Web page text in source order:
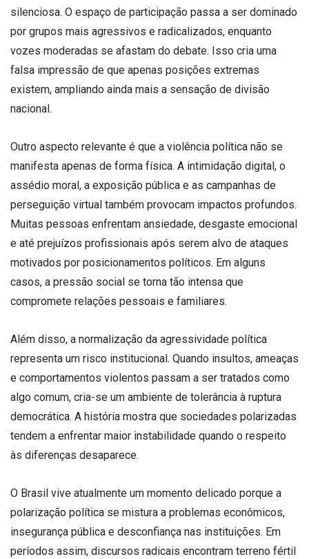
silenciosa. O espaço de participação passa a ser dominado
por grupos mais agressivos e radicalizados, enquanto
vozes moderadas se afastam do debate. Isso cria uma
falsa impressão de que apenas posições extremas
existem, ampliando ainda mais a sensação de divisão
nacional.
Outro aspecto relevante é que a violência política não se
manifesta apenas de forma física. A intimidação digital, o
assédio moral, a exposição pública e as campanhas de
perseguição virtual também provocam impactos profundos.
Muitas pessoas enfrentam ansiedade, desgaste emocional
e até prejuízos profissionais após serem alvo de ataques
motivados por posicionamentos políticos. Em alguns
casos, a pressão social se torna tão intensa que
compromete relações pessoais e familiares.
Além disso, a normalização da agressividade política
representa um risco institucional. Quando insultos, ameaças
e comportamentos violentos passam a ser tratados como
algo comum, cria-se um ambiente de tolerância à ruptura
democrática. A história mostra que sociedades polarizadas
tendem a enfrentar maior instabilidade quando o respeito
às diferenças desaparece.
O Brasil vive atualmente um momento delicado porque a
polarização política se mistura a problemas econômicos,
insegurança pública e desconfiança nas instituições. Em
períodos assim, discursos radicais encontram terreno fértil